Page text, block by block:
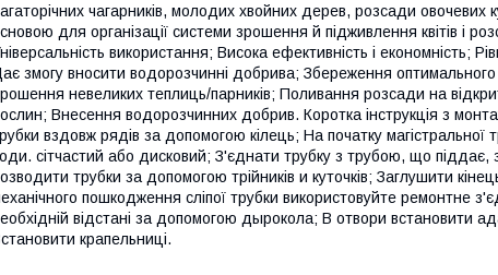
чагарників, молодих хвойних дерев, розсади
для організації системи зрошення й підживлення квітів і
використання; Висока ефективність і економність;
змогу вносити водорозчинні добрива; Збереження оптимального
невеликих теплиць/парників; Поливання розсади на
Внесення водорозчинних добрив. Коротка інструкція з
вздовж рядів за допомогою кілець; На початку
сітчастий або дисковий; З'єднати трубку з трубою, що піддає,
трубки за допомогою трійників и куточків; Заглушити
пошкодження сліпої трубки використовуйте ремонтне
відстані за допомогою дырокола; В отвори встановити
крапельниці.